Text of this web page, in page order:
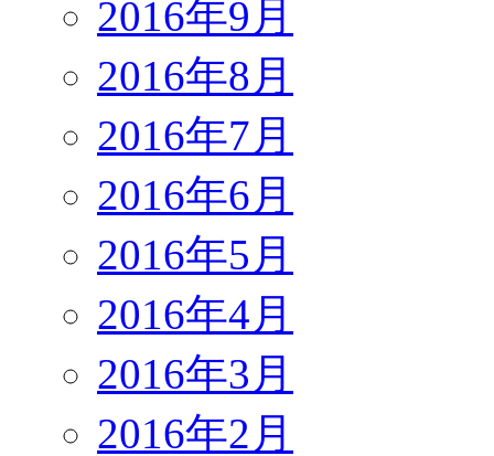
2016年9月
2016年8月
2016年7月
2016年6月
2016年5月
2016年4月
2016年3月
2016年2月